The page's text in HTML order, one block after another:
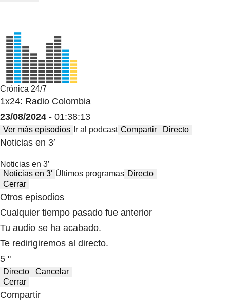
Crónica 24/7
1x24: Radio Colombia
23/08/2024 - 01:38:13
Ver más episodios Ir al podcast Compartir Directo
Noticias en 3′
Noticias en 3′
Noticias en 3′ Últimos programas Directo
Cerrar
Otros episodios
Cualquier tiempo pasado fue anterior
Tu audio se ha acabado.
Te redirigiremos al directo.
5 "
Directo
Cancelar
Cerrar
Compartir